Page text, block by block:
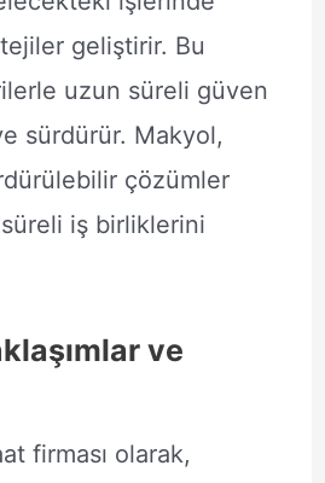
geliştirir. Bu
uzun süreli güven
sürdürür. Makyol,
çözümler
iş birliklerini
ve
firması olarak,